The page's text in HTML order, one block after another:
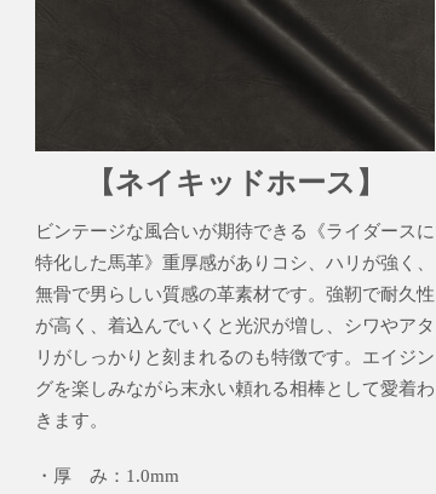
【ネイキッドホース】
ビンテージな風合いが期待できる《ライダースに
特化した馬革》重厚感がありコシ、ハリが強く、
無骨で男らしい質感の革素材です。強靭で耐久性
が高く、着込んでいくと光沢が増し、シワやアタ
リがしっかりと刻まれるのも特徴です。エイジン
グを楽しみながら末永い頼れる相棒として愛着わ
きます。
・厚 み：1.0mm